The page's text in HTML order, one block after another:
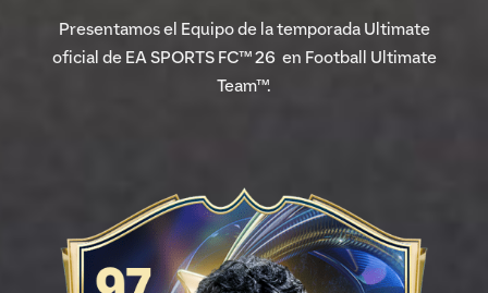
Presentamos el Equipo de la temporada Ultimate
oficial de EA SPORTS FC™ 26 en Football Ultimate
Team™.